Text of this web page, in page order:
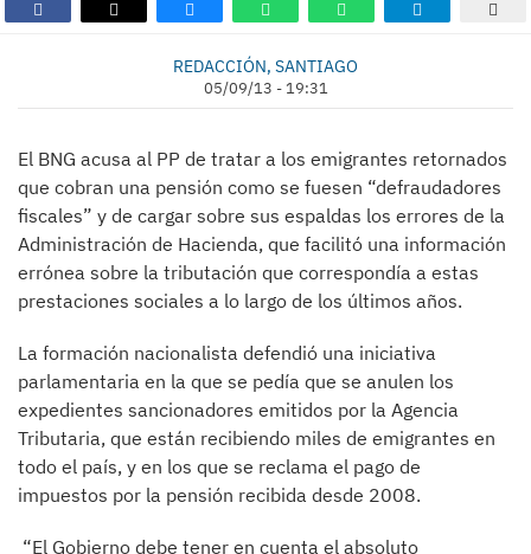
REDACCIÓN, SANTIAGO
05/09/13 - 19:31
El BNG acusa al PP de tratar a los emigrantes retornados
que cobran una pensión como se fuesen “defraudadores
fiscales” y de cargar sobre sus espaldas los errores de la
Administración de Hacienda, que facilitó una información
errónea sobre la tributación que correspondía a estas
prestaciones sociales a lo largo de los últimos años.
La formación nacionalista defendió una iniciativa
parlamentaria en la que se pedía que se anulen los
expedientes sancionadores emitidos por la Agencia
Tributaria, que están recibiendo miles de emigrantes en
todo el país, y en los que se reclama el pago de
impuestos por la pensión recibida desde 2008.
“El Gobierno debe tener en cuenta el absoluto